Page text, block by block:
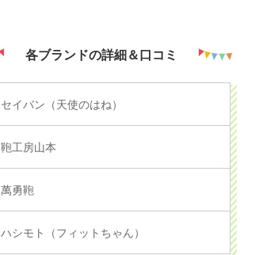
各ブランドの詳細＆口コミ
セイバン（天使のはね）
鞄工房山本
萬勇鞄
ハシモト（フィットちゃん）